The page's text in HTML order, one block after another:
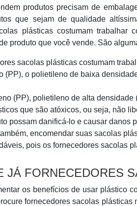
produtos precisam de
que sejam de qualidade
plásticas costumam
produto que você vende. São
sacolas plásticas costumam
(PP), o polietileno de baixa
(PP), polietileno de alta
que são atóxicos, ou seja, não
possam danificá-lo e causar danos
encomendar suas sacolas
pois os fornecedores sacolas
JÁ FORNECEDORES
os benefícios de usar plástico
fornecedores sacolas